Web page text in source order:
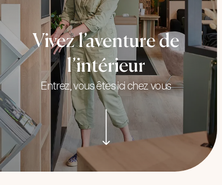
Vivez l’aventure de
l’intérieur
Entrez, vous êtes ici chez vous